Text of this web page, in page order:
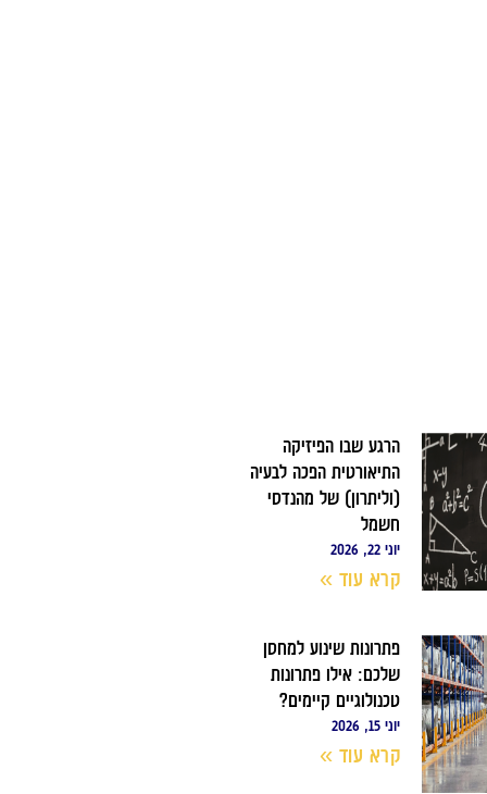
הרגע שבו הפיזיקה
התיאורטית הפכה לבעיה
(וליתרון) של מהנדסי
חשמל
יוני 22, 2026
קרא עוד »
פתרונות שינוע למחסן
שלכם: אילו פתרונות
טכנולוגיים קיימים?
יוני 15, 2026
קרא עוד »